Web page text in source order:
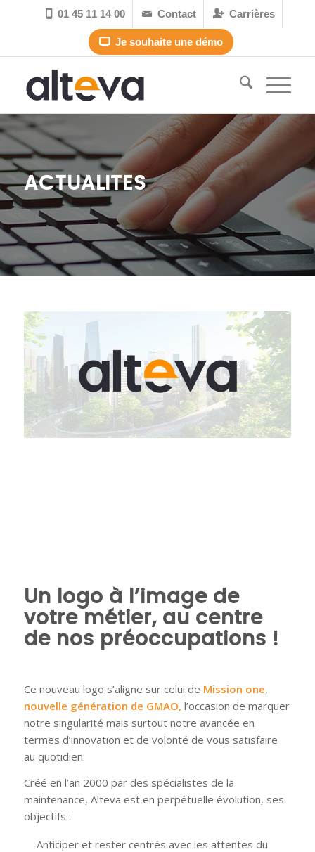
 01 45 11 14 00  Contact Carrières
Je souhaite une démo
ACTUALITES
Un logo à l’image de
votre métier, au centre
de nos préoccupations !
Ce nouveau logo s’aligne sur celui de Mission one,
nouvelle génération de GMAO, l’occasion de marquer
notre singularité mais surtout notre avancée en
termes d’innovation et de volonté de vous satisfaire
au quotidien.
Créé en l’an 2000 par des spécialistes de la
maintenance, Alteva est en perpétuelle évolution, ses
objectifs :
Anticiper et rester centrés avec les attentes du